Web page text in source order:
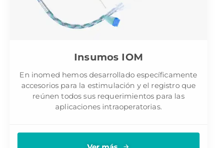
Insumos IOM
En inomed hemos desarrollado específicamente
accesorios para la estimulación y el registro que
reúnen todos sus requerimientos para las
aplicaciones intraoperatorias.